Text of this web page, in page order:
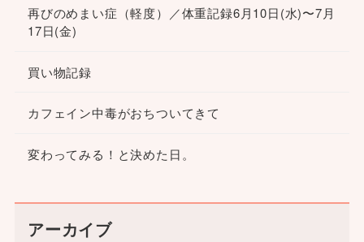
再びのめまい症（軽度）／体重記録6月10日(水)〜7月
17日(金)
買い物記録
カフェイン中毒がおちついてきて
変わってみる！と決めた日。
アーカイブ